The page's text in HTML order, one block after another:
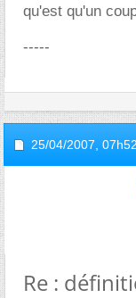
qu'est qu'un
-----
25/04/2007, 07h52
Re :